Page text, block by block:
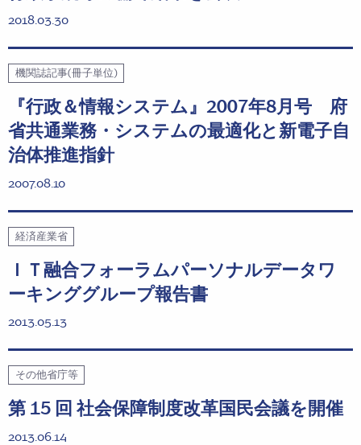
2018.03.30
機関誌記事(冊子単位)
『行政＆情報システム』2007年8月号 府
省共通業務・システムの最適化と新電子自
治体推進指針
2007.08.10
経済産業省
ＩＴ融合フォーラムパーソナルデータワ
ーキンググループ報告書
2013.05.13
その他省庁等
第 15 回 社会保障制度改革国民会議を開催
2013.06.14